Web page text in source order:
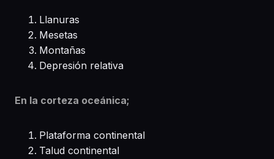
Llanuras
Mesetas
Montañas
Depresión relativa
En la corteza oceánica;
Plataforma continental
Talud continental